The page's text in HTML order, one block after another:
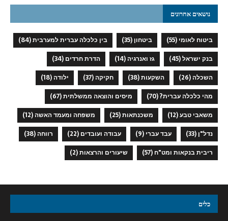
נושאים אחרונים
ביטוח לאומי (55) ביטחון (35) בין כלכלה עברית למערבית(84)
בנק ישראל(45) גז ואנרגיה(14) הדרת חרדים (34)
השכלה(26) השקעות(38) חקיקה(37) ילודה(18)
מהי כלכלה עברית?(70) מיסים והוצאה ממשלתית(67)
משאבי טבע(12) משכנתאות(25) משפחה ומעמד האשה(12)
נדל"ן (33) עבד עברי (9) עבודה ועובדים (22) רווחה(38)
ריבית בנקאות ומט"ח (57) שיעורים והרצאות(2)
כלים